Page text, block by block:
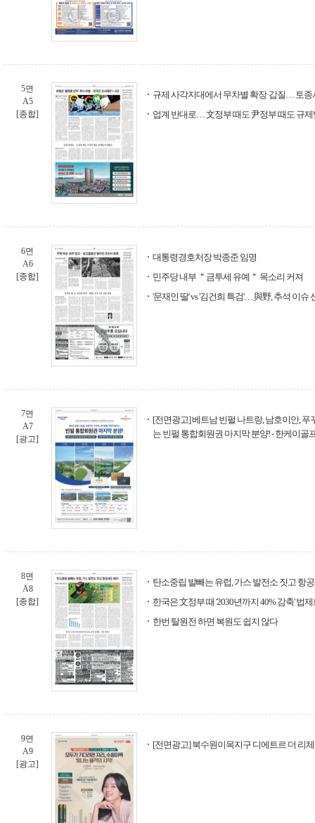
5면
A5
[종합]
규제 사각지대에서 무차별 확장·갑질… 토종
업계 반대로… 文정부 때도 尹정부 때도 규
6면
A6
[종합]
대통령경호처장 박종준 임명
민주당 내부 ＂금투세 유예＂ 목소리 커져
'문재인 딸' vs '김건희 특검'… 與野, 추석 이슈
7면
A7
[광고]
[전면광고] 베트남 빈펄 나트랑, 남호이안, 푸
는 빈펄 통합회원권 마지막 분양! - 한케이골
8면
A8
[종합]
탄소중립 발빼는 유럽, 가스 발전소 짓고 항
한국은 文정부 때 '2030년까지 40% 감축' 법
한번 탈원전 하면 복원도 쉽지 않다
9면
A9
[광고]
[전면광고] 북수원이목지구 디에트르 더 리체